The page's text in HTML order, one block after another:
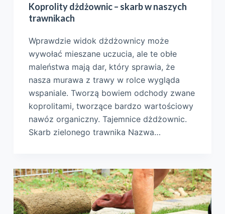
Koprolity dżdżownic – skarb w naszych
trawnikach
Wprawdzie widok dżdżownicy może
wywołać mieszane uczucia, ale te obłe
maleństwa mają dar, który sprawia, że
nasza murawa z trawy w rolce wygląda
wspaniale. Tworzą bowiem odchody zwane
koprolitami, tworzące bardzo wartościowy
nawóz organiczny. Tajemnice dżdżownic.
Skarb zielonego trawnika Nazwa…